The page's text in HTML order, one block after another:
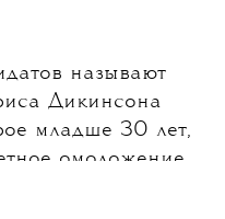
называют
Дикинсона
младше 30 лет,
омоложение